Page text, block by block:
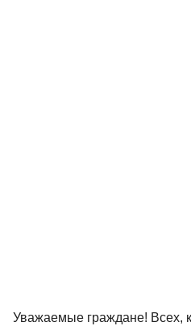
Уважаемые граждане! Всех,